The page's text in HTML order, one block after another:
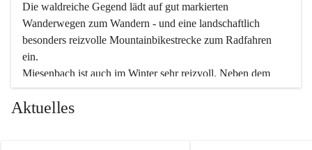
Die waldreiche Gegend lädt auf gut markierten
Wanderwegen zum Wandern - und eine landschaftlich
besonders reizvolle Mountainbikestrecke zum Radfahren
ein.
Miesenbach ist auch im Winter sehr reizvoll. Neben dem
Eisstockschießen gibt es auf dem nahe gelegenen Unterberg
wunderschöne Naturschneepisten, die zum Schifahren oder
Aktuelles